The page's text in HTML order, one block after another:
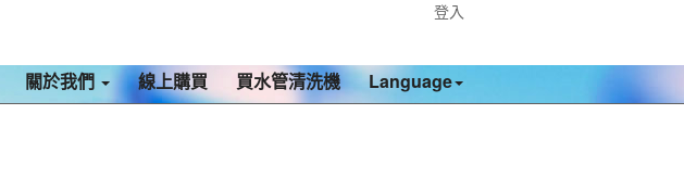
登入
關於我們 線上購買 買水管清洗機 Language